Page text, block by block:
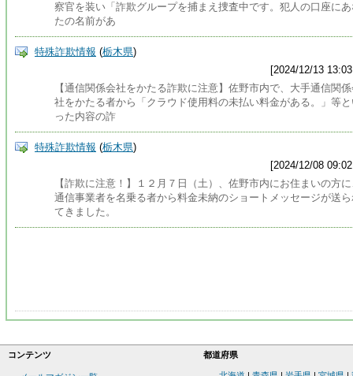
察官を装い「詐欺グループを捕まえ捜査中です。犯人の口座に
たの名前があ
特殊詐欺情報 (栃木県)
[2024/12/13
【通信関係会社をかたる詐欺に注意】佐野市内で、大手通信関
社をかたる者から「クラウド使用料の未払い料金がある。」等
った内容の詐
特殊詐欺情報 (栃木県)
[2024/12/08
【詐欺に注意！】１２月７日（土）、佐野市内にお住まいの方
通信事業者を名乗る者から料金未納のショートメッセージが送
てきました。
コンテンツ 都道府県